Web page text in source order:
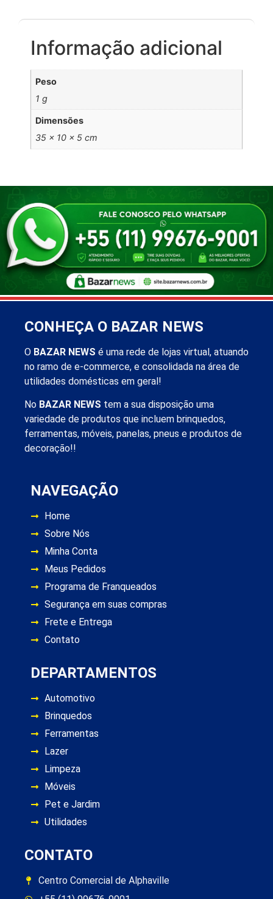
Informação adicional
Peso
1 g
Dimensões
35 × 10 × 5 cm
CONHEÇA O BAZAR NEWS
O BAZAR NEWS é uma rede de lojas virtual, atuando
no ramo de e-commerce, e consolidada na área de
utilidades domésticas em geral!
No BAZAR NEWS tem a sua disposição uma
variedade de produtos que incluem brinquedos,
ferramentas, móveis, panelas, pneus e produtos de
decoração!!
NAVEGAÇÃO
Home
Sobre Nós
Minha Conta
Meus Pedidos
Programa de Franqueados
Segurança em suas compras
Frete e Entrega
Contato
DEPARTAMENTOS
Automotivo
Brinquedos
Ferramentas
Lazer
Limpeza
Móveis
Pet e Jardim
Utilidades
CONTATO
Centro Comercial de Alphaville